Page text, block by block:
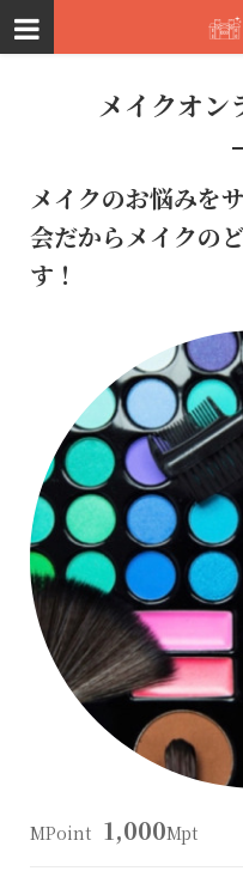
メイクオン
メイクのお悩みを
会だからメイクの
す！
MPoint 1,000Mpt